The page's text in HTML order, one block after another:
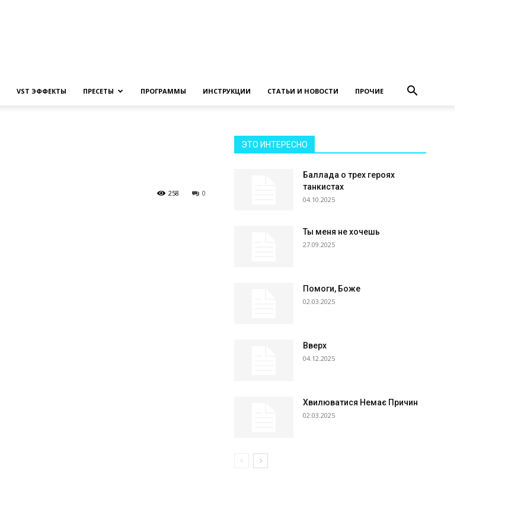
VST ЭФФЕКТЫ ПРЕСЕТЫ ПРОГРАММЫ ИНСТРУКЦИИ СТАТЬИ И НОВОСТИ ПРОЧИЕ
0
258
ЭТО ИНТЕРЕСНО
Баллада о трех героях
танкистах
04.10.2025
Ты меня не хочешь
27.09.2025
Помоги, Боже
02.03.2025
Вверх
04.12.2025
Хвилюватися Немає Причин
02.03.2025